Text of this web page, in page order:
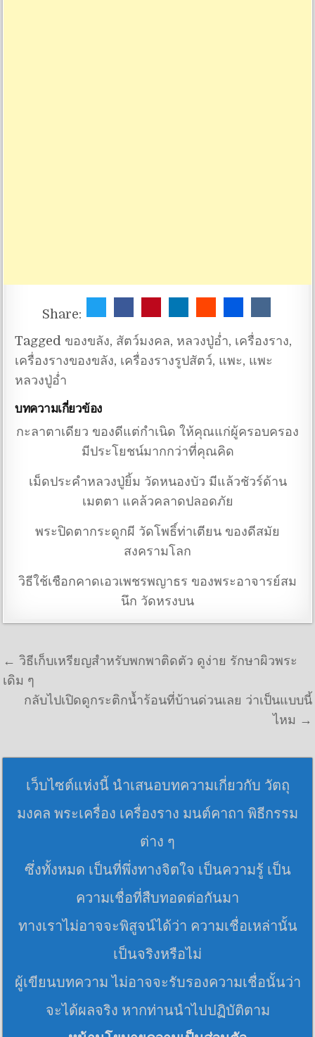
Share:
Tagged ของขลัง, สัตว์มงคล, หลวงปู่อ่ำ, เครื่องราง,
เครื่องรางของขลัง, เครื่องรางรูปสัตว์, แพะ, แพะ
หลวงปู่อ่ำ
บทความเกี่ยวข้อง
กะลาตาเดียว ของดีแต่กำเนิด ให้คุณแก่ผู้ครอบครอง
มีประโยชน์มากกว่าที่คุณคิด
เม็ดประคําหลวงปู่ยิ้ม วัดหนองบัว มีแล้วชัวร์ด้าน
เมตตา แคล้วคลาดปลอดภัย
พระปิดตากระดูกผี วัดโพธิ์ท่าเตียน ของดีสมัย
สงครามโลก
วิธีใช้เชือกคาดเอวเพชรพญาธร ของพระอาจารย์สม
นึก วัดหรงบน
แนะแนวเรื่อง
← วิธีเก็บเหรียญสำหรับพกพาติดตัว ดูง่าย รักษาผิวพระ
เดิม ๆ
กลับไปเปิดดูกระติกน้ำร้อนที่บ้านด่วนเลย ว่าเป็นแบบนี้
ไหม →
เว็บไซต์แห่งนี้ นำเสนอบทความเกี่ยวกับ วัตถุ
มงคล พระเครื่อง เครื่องราง มนต์คาถา พิธีกรรม
ต่าง ๆ
ซึ่งทั้งหมด เป็นที่พึ่งทางจิตใจ เป็นความรู้ เป็น
ความเชื่อที่สืบทอดต่อกันมา
ทางเราไม่อาจจะพิสูจน์ได้ว่า ความเชื่อเหล่านั้น
เป็นจริงหรือไม่
ผู้เขียนบทความ ไม่อาจจะรับรองความเชื่อนั้นว่า
จะได้ผลจริง หากท่านนำไปปฏิบัติตาม